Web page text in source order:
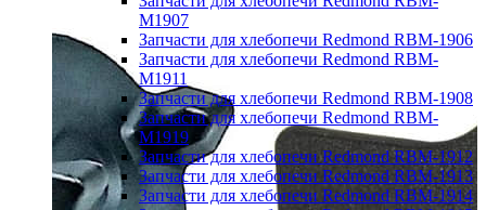
M1907
Запчасти для хлебопечи Redmond RBM-1906
Запчасти для хлебопечи Redmond RBM-
M1911
Запчасти для хлебопечи Redmond RBM-1908
Запчасти для хлебопечи Redmond RBM-
M1919
Запчасти для хлебопечи Redmond RBM-1912
Запчасти для хлебопечи Redmond RBM-1913
Запчасти для хлебопечи Redmond RBM-1914